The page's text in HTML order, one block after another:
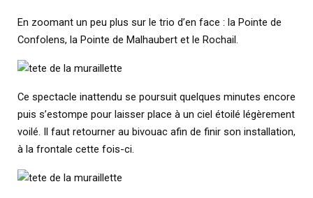
En zoomant un peu plus sur le trio d’en face : la Pointe de
Confolens, la Pointe de Malhaubert et le Rochail.
Ce spectacle inattendu se poursuit quelques minutes encore
puis s’estompe pour laisser place à un ciel étoilé légèrement
voilé. Il faut retourner au bivouac afin de finir son installation,
à la frontale cette fois-ci.